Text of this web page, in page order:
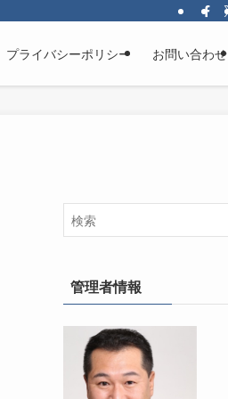
プライバシーポリシー お問い合わせ
管理者情報